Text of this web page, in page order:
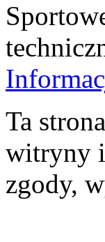
Ta
witryny i
zgody,